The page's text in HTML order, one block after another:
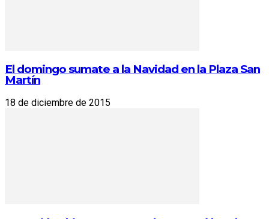
El domingo sumate a la Navidad en la Plaza San
Martín
18 de diciembre de 2015